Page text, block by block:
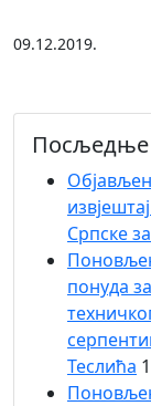
09.12.2019.
Посљедње
Српске
понуда
Теслића